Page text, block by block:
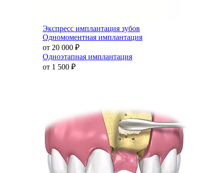
Экспресс имплантация зубов
Одномоментная имплантация
от 20 000 ₽
Одноэтапная имплантация
от 1 500 ₽